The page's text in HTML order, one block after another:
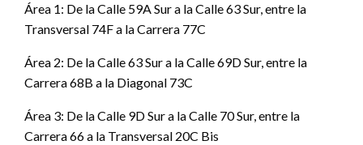
Área 1: De la Calle 59A Sur a la Calle 63 Sur, entre la
Transversal 74F a la Carrera 77C
Área 2: De la Calle 63 Sur a la Calle 69D Sur, entre la
Carrera 68B a la Diagonal 73C
Área 3: De la Calle 9D Sur a la Calle 70 Sur, entre la
Carrera 66 a la Transversal 20C Bis